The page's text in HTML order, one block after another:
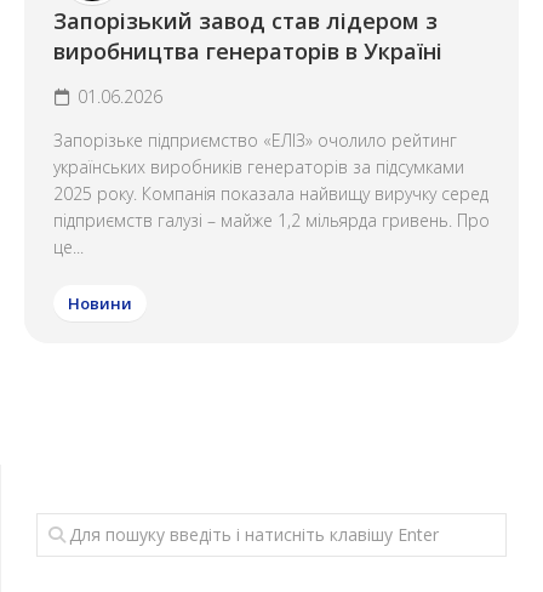
Запорізький завод став лідером з
виробництва генераторів в Україні
01.06.2026
Запорізьке підприємство «ЕЛІЗ» очолило рейтинг
українських виробників генераторів за підсумками
2025 року. Компанія показала найвищу виручку серед
підприємств галузі – майже 1,2 мільярда гривень. Про
це...
Новини